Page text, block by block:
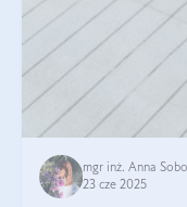
mgr inż. Anna Sobol
23 cze 2025